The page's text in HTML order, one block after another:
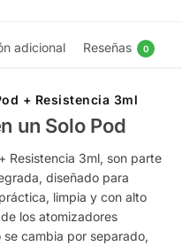
adicional Reseñas 0
+ Resistencia 3ml
un Solo Pod
Resistencia 3ml, son parte
diseñado para
limpia y con alto
los atomizadores
cambia por separado,